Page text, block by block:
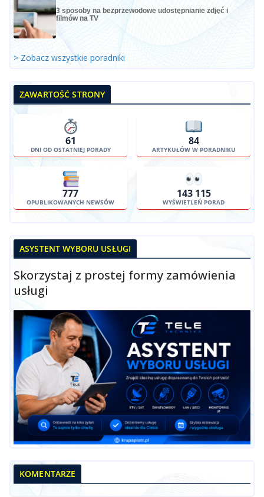
3 sposoby na bezprzewodowe udostępnianie zdjęć i
filmów na TV
> Zobacz wszystkie poradniki
ZAWARTOŚĆ STRONY
61
DNI OD OSTATNIEJ PORADY
84
ARTYKUŁÓW W PORADNIKU
777
OPUBLIKOWANYCH NEWSÓW
143 115
WYŚWIETLEŃ PORAD
ASYSTENT WYBORU USŁUGI
Skorzystaj z prostej formy zamówienia
usługi
KOMENTARZE